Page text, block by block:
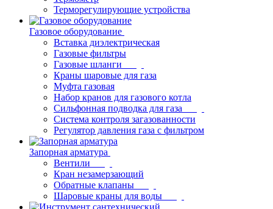
Терморегулирующие устройства
Газовое оборудование
Вставка диэлектрическая
Газовые фильтры
Газовые шланги
Краны шаровые для газа
Муфта газовая
Набор кранов для газового котла
Сильфонная подводка для газа
Система контроля загазованности
Регулятор давления газа с фильтром
Запорная арматура
Вентили
Кран незамерзающий
Обратные клапаны
Шаровые краны для воды